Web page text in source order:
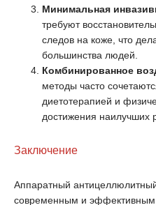
Минимальная
требуют
следов на коже, что
большинства людей.
Комбинированное
методы часто
диетотерапией и
достижения наилучших
Заключение
Аппаратный
современным и